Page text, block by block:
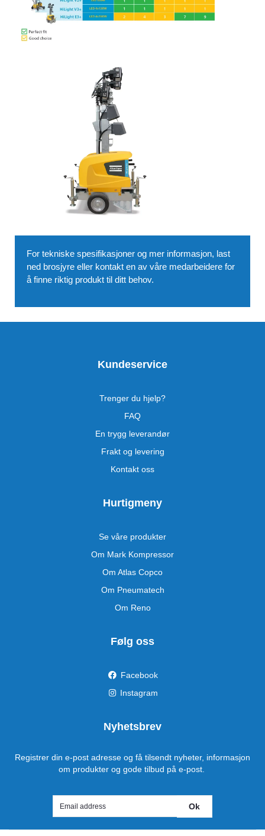
For tekniske spesifikasjoner og mer informasjon, last
ned brosjyre eller kontakt en av våre medarbeidere for
å finne riktig produkt til ditt behov.
Kundeservice
Trenger du hjelp?
FAQ
En trygg leverandør
Frakt og levering
Kontakt oss
Hurtigmeny
Se våre produkter
Om Mark Kompressor
Om Atlas Copco
Om Pneumatech
Om Reno
Følg oss
Facebook
Instagram
Nyhetsbrev
Registrer din e-post adresse og få tilsendt nyheter, informasjon
om produkter og gode tilbud på e-post.
Ok